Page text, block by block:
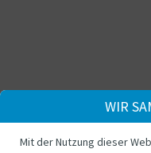
WIR
Mit der Nutzung dieser